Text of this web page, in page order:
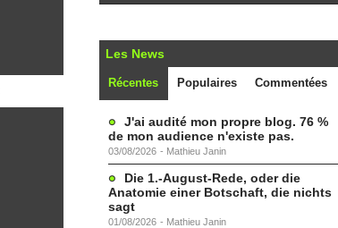
Les News
Récentes Populaires Commentées
J'ai audité mon propre blog. 76 %
de mon audience n'existe pas.
03/08/2026 - Mathieu Janin
Die 1.-August-Rede, oder die
Anatomie einer Botschaft, die nichts
sagt
01/08/2026 - Mathieu Janin